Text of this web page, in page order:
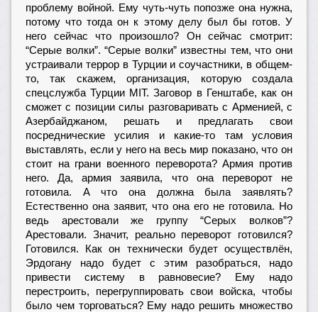
проблему войной. Ему чуть-чуть попозже она нужна,
потому что тогда он к этому делу был бы готов. У
него сейчас что произошло? Он сейчас смотрит:
“Серые волки”. “Серые волки” известны тем, что они
устраивали террор в Турции и соучастники, в общем-
то, так скажем, организация, которую создала
спецслужба Турции MIT. Заговор в Генштабе, как он
сможет с позиции силы разговаривать с Арменией, с
Азербайджаном, решать и предлагать свои
посреднические усилия и какие-то там условия
выставлять, если у него на весь мир показано, что он
стоит на грани военного переворота? Армия против
него. Да, армия заявила, что она переворот не
готовила. А что она должна была заявлять?
Естественно она заявит, что она его не готовила. Но
ведь арестовали же группу “Серых волков”?
Арестовали. Значит, реально переворот готовился?
Готовился. Как он технически будет осуществлён,
Эрдогану надо будет с этим разобраться, надо
привести систему в равновесие? Ему надо
перестроить, перегруппировать свои войска, чтобы
было чем торговаться? Ему надо решить множество